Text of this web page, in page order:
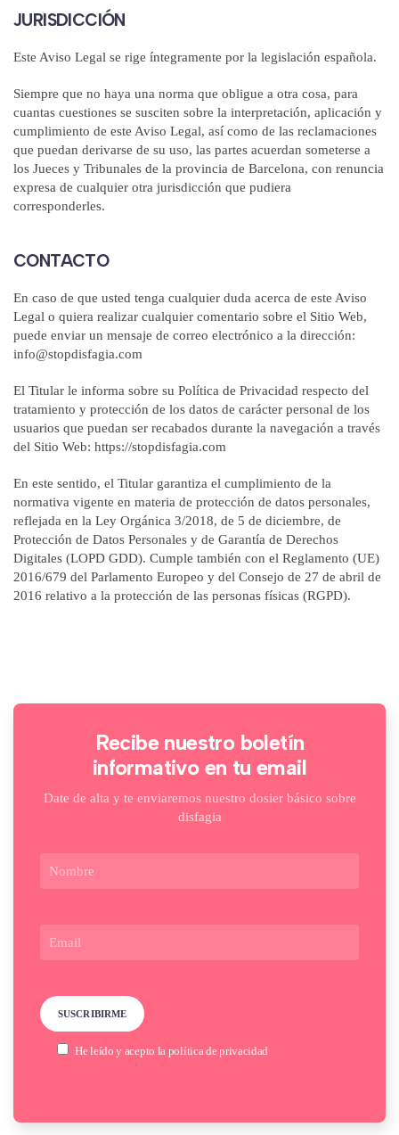
JURISDICCIÓN
Este Aviso Legal se rige íntegramente por la legislación española.
Siempre que no haya una norma que obligue a otra cosa, para
cuantas cuestiones se susciten sobre la interpretación, aplicación y
cumplimiento de este Aviso Legal, así como de las reclamaciones
que puedan derivarse de su uso, las partes acuerdan someterse a
los Jueces y Tribunales de la provincia de Barcelona, con renuncia
expresa de cualquier otra jurisdicción que pudiera
corresponderles.
CONTACTO
En caso de que usted tenga cualquier duda acerca de este Aviso
Legal o quiera realizar cualquier comentario sobre el Sitio Web,
puede enviar un mensaje de correo electrónico a la dirección:
info@stopdisfagia.com
El Titular le informa sobre su Política de Privacidad respecto del
tratamiento y protección de los datos de carácter personal de los
usuarios que puedan ser recabados durante la navegación a través
del Sitio Web: https://stopdisfagia.com
En este sentido, el Titular garantiza el cumplimiento de la
normativa vigente en materia de protección de datos personales,
reflejada en la Ley Orgánica 3/2018, de 5 de diciembre, de
Protección de Datos Personales y de Garantía de Derechos
Digitales (LOPD GDD). Cumple también con el Reglamento (UE)
2016/679 del Parlamento Europeo y del Consejo de 27 de abril de
2016 relativo a la protección de las personas físicas (RGPD).
Recibe nuestro boletín
informativo en tu email
Date de alta y te enviaremos nuestro dosier básico sobre
disfagia
He leído y acepto la política de privacidad